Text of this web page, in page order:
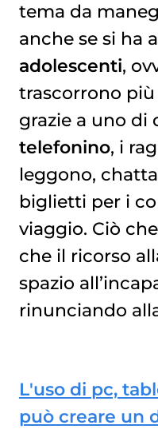
tema da
anche se si ha
adolescenti,
trascorrono
grazie a uno di
telefonino, i
leggono,
biglietti per i
viaggio. Ciò
che il ricorso
spazio
rinunciando
L'uso di pc,
può creare un